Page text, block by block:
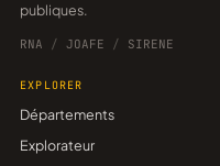
publiques.
RNA / JOAFE / SIRENE
EXPLORER
Départements
Explorateur